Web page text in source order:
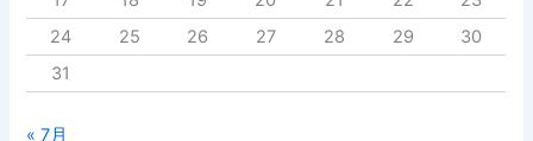
24
25 26 27 28 29
30
31
« 7月